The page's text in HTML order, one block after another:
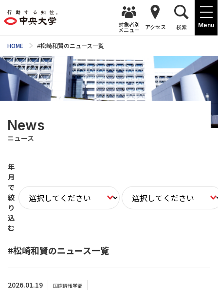
Menu
対象者別
メニュー アクセス 検索
HOME #松崎和賢のニュース一覧
News
ニュース
年
月
で
絞
り
込
む
#松崎和賢のニュース一覧
2026.01.19 国際情報学部